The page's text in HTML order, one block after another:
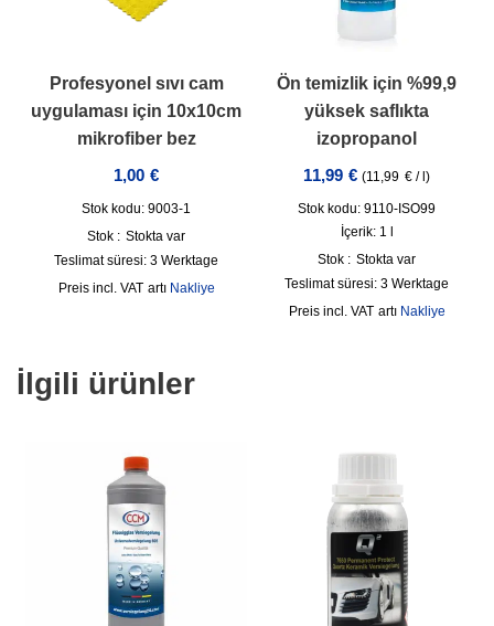
Profesyonel sıvı cam
uygulaması için 10x10cm
mikrofiber bez
1,00 €
Stok kodu: 9003-1
Stok : Stokta var
Teslimat süresi: 3 Werktage
incl. VAT artı Nakliye
Ön temizlik için %99,9
yüksek saflıkta
izopropanol
11,99 € (11,99 € / )
Stok kodu: 9110-ISO99
İçerik: 1 l
Stok : Stokta var
Teslimat süresi: 3 Werktage
incl. VAT artı Nakliye
İlgili ürünler